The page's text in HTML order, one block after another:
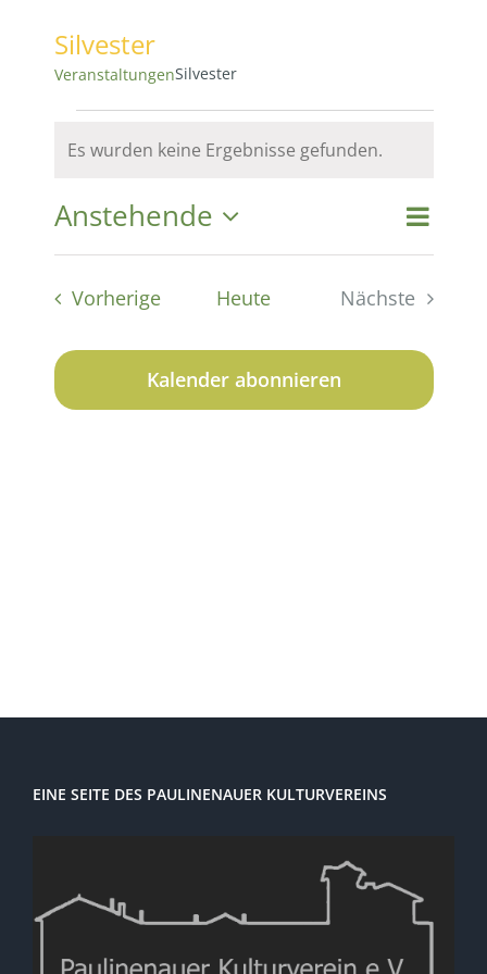
Silvester
VeranstaltungenSilvester
Veranstaltungen
Hinweis
Es wurden keine Ergebnisse gefunden.
und
Suche
Liste
Anstehende
Datum
VorherigeVeranstaltungen
Heute
Nächste
Kalender abonnieren
EINE SEITE DES PAULINENAUER KULTURVEREINS